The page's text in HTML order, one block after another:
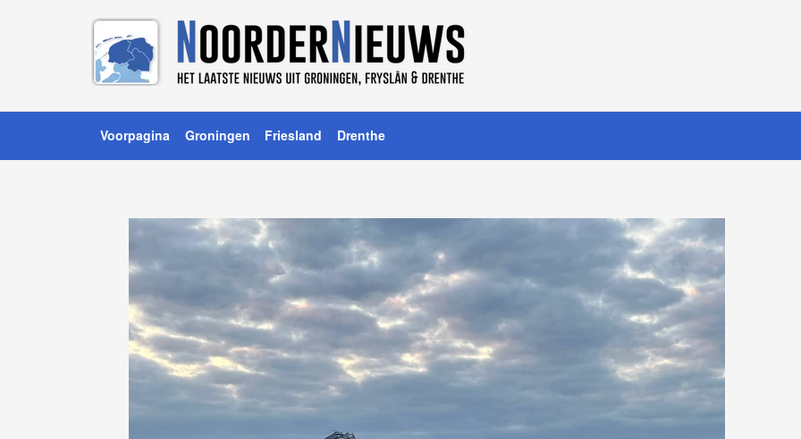
Voorpagina Groningen Friesland Drenthe